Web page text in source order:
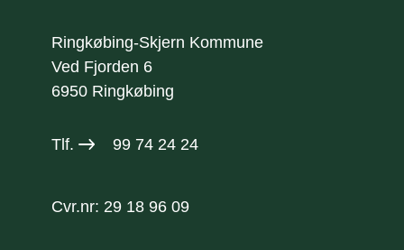
Ringkøbing-Skjern Kommune
Ved Fjorden 6
6950 Ringkøbing
Tlf. 99 74 24 24
Cvr.nr: 29 18 96 09